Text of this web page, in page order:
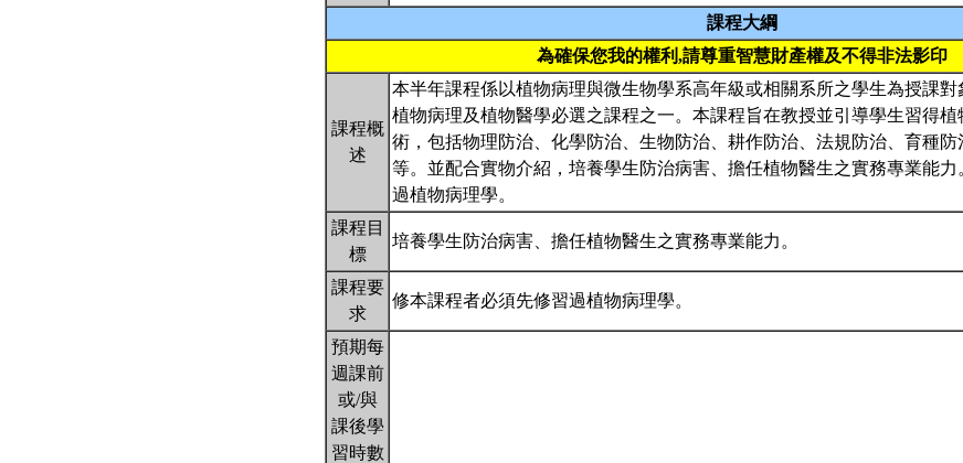
課程大綱
為確保您我的權利,請尊重智慧財產權及不得非法影印
課程概
述
本半年課程係以植物病理與微生物學系高年級或相關系所之學生為授課
植物病理及植物醫學必選之課程之一。本課程旨在教授並引導學生習得
術，包括物理防治、化學防治、生物防治、耕作防治、法規防治、育種
等。並配合實物介紹，培養學生防治病害、擔任植物醫生之實務專業能
過植物病理學。
課程目
標
培養學生防治病害、擔任植物醫生之實務專業能力。
課程要
求
修本課程者必須先修習過植物病理學。
預期每
週課前
或/與
課後學
習時數